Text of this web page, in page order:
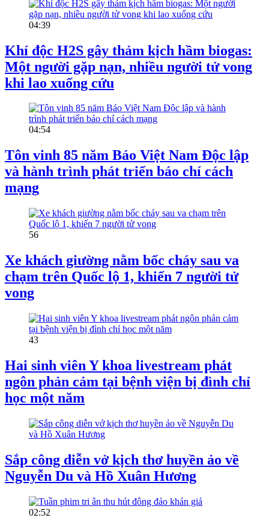
04:39
Khí độc H2S gây thảm kịch hầm biogas:
Một người gặp nạn, nhiều người tử vong
khi lao xuống cứu
04:54
Tôn vinh 85 năm Báo Việt Nam Độc lập
và hành trình phát triển báo chí cách
mạng
56
Xe khách giường nằm bốc cháy sau va
chạm trên Quốc lộ 1, khiến 7 người tử
vong
43
Hai sinh viên Y khoa livestream phát
ngôn phản cảm tại bệnh viện bị đình chỉ
học một năm
Sắp công diễn vở kịch thơ huyền ảo về
Nguyễn Du và Hồ Xuân Hương
02:52